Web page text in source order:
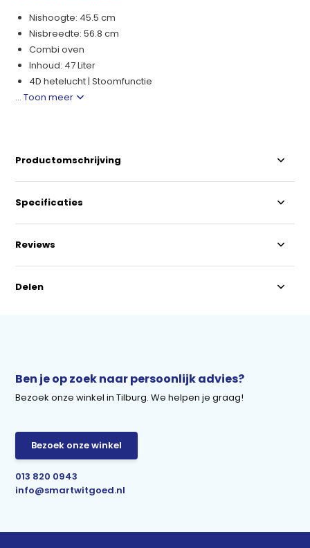
Nishoogte: 45.5 cm
Nisbreedte: 56.8 cm
Combi oven
Inhoud: 47 Liter
4D hetelucht | Stoomfunctie
...Toon meer
Productomschrijving
Specificaties
Reviews
Delen
Ben je op zoek naar persoonlijk advies?
Bezoek onze winkel in Tilburg. We helpen je graag!
Bezoek onze winkel
013 820 0943
info@smartwitgoed.nl